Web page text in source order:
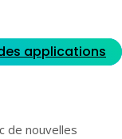
applications
de nouvelles